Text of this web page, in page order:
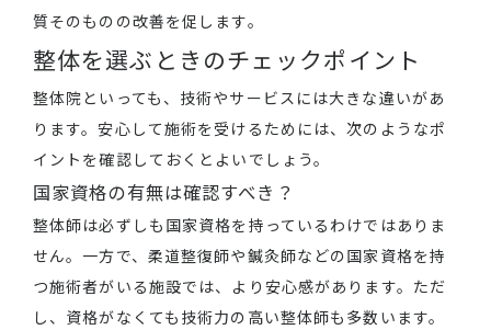
質そのものの改善を促します。
整体を選ぶときのチェックポイント
整体院といっても、技術やサービスには大きな違いがあ
ります。安心して施術を受けるためには、次のようなポ
イントを確認しておくとよいでしょう。
国家資格の有無は確認すべき？
整体師は必ずしも国家資格を持っているわけではありま
せん。一方で、柔道整復師や鍼灸師などの国家資格を持
つ施術者がいる施設では、より安心感があります。ただ
し、資格がなくても技術力の高い整体師も多数います。